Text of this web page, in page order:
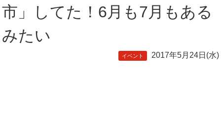
市」してた！6月も7月もある
みたい
イベント 2017年5月24日(水)